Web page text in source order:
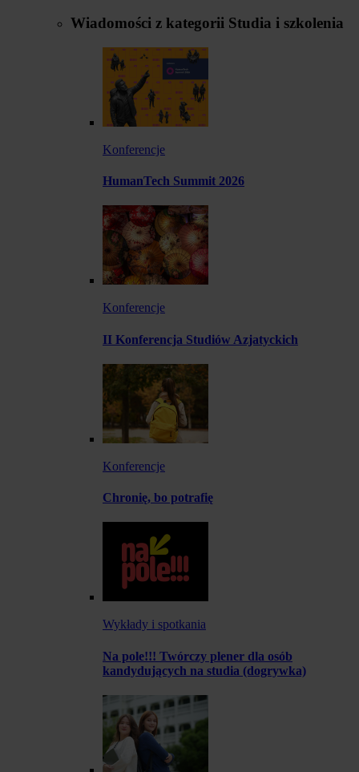
Wiadomości z kategorii Studia i szkolenia
Konferencje
HumanTech Summit 2026
Konferencje
II Konferencja Studiów Azjatyckich
Konferencje
Chronię, bo potrafię
Wykłady i spotkania
Na pole!!! Twórczy plener dla osób
kandydujących na studia (dogrywka)